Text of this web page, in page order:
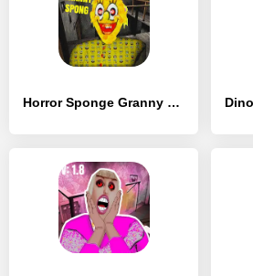
Horror Sponge Granny V1.8: The - [MOD Много денег]